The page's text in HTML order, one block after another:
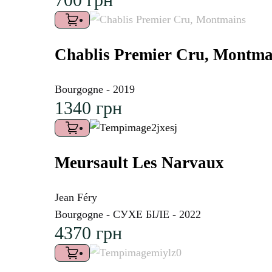
Chablis Premier Cru,
Bourgogne - 2019
1340 грн
Meursault Les Narvaux
Jean Féry
Bourgogne - СУХЕ БІЛЕ - 2022
4370 грн